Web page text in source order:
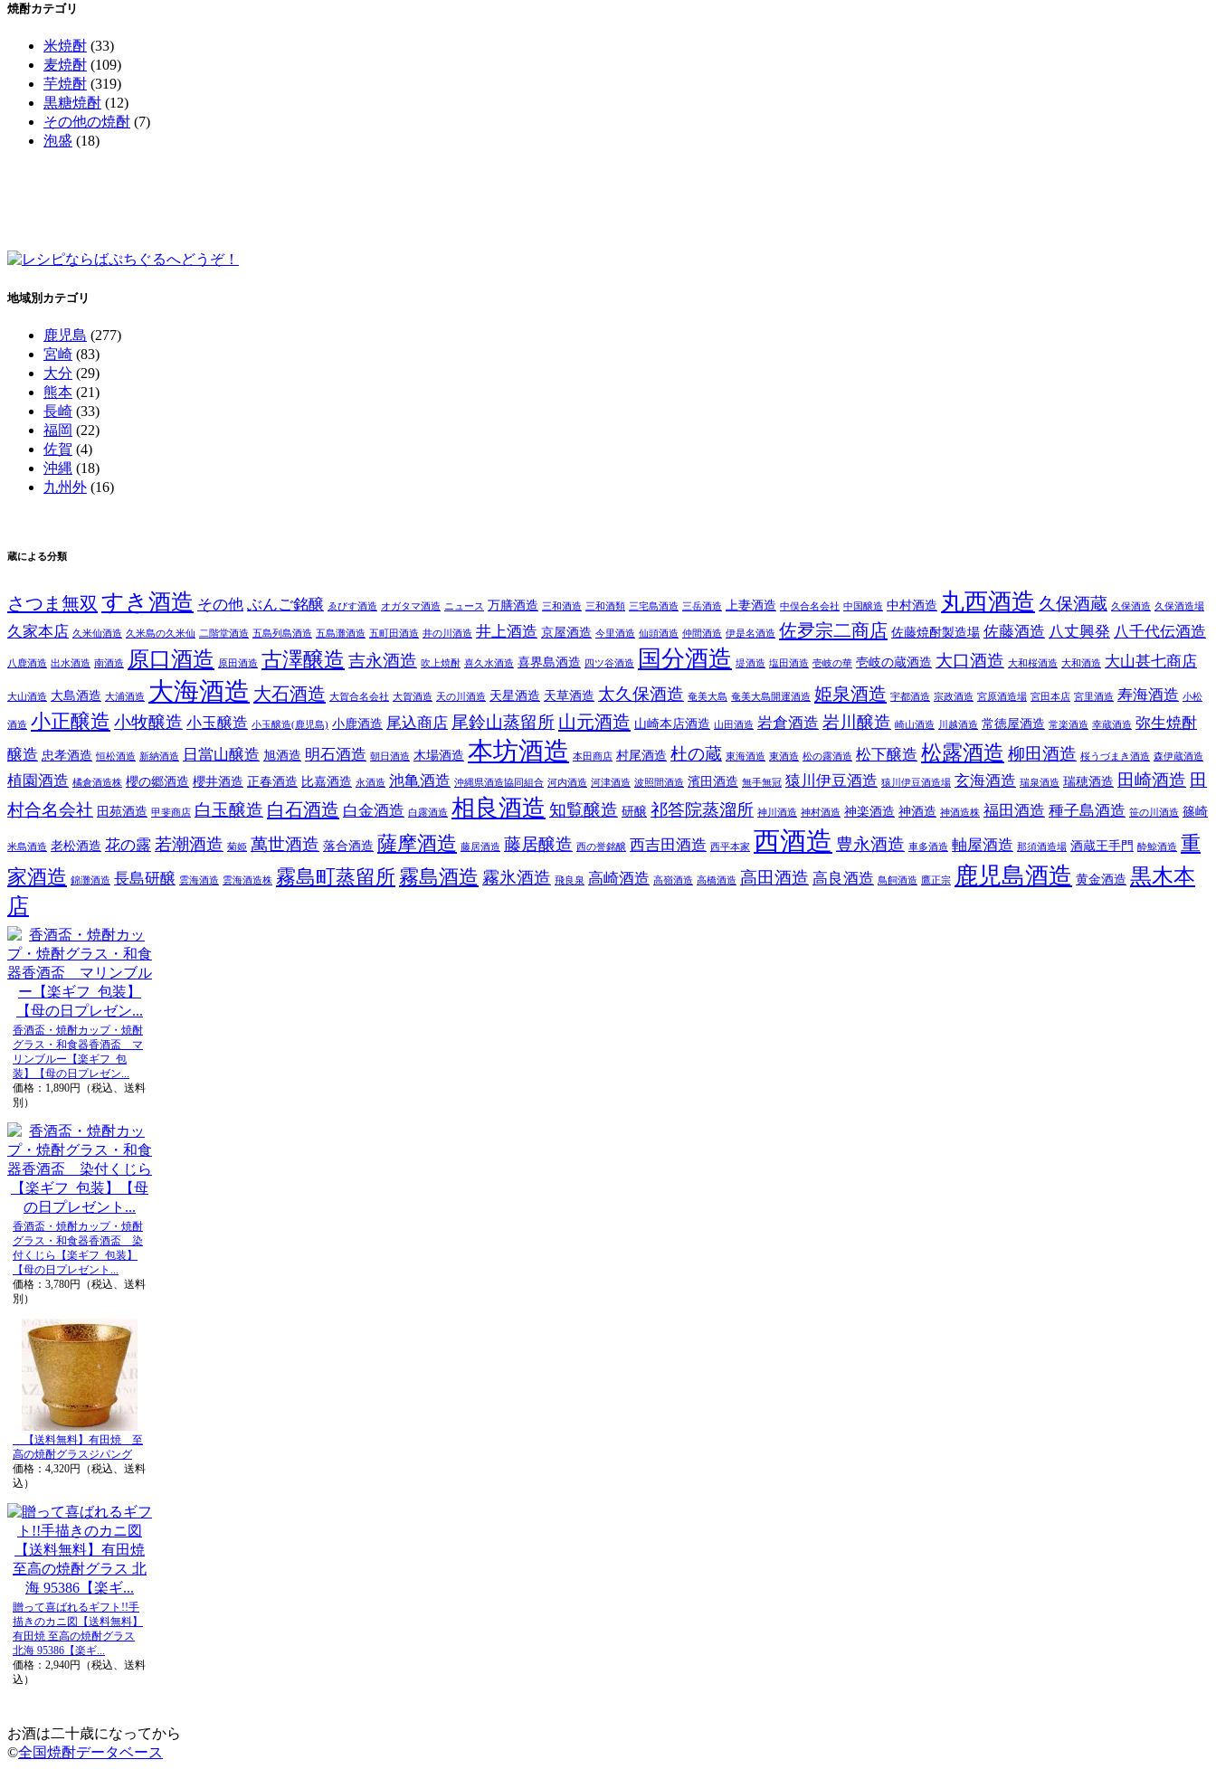
焼酎カテゴリ
米焼酎 (33)
麦焼酎 (109)
芋焼酎 (319)
黒糖焼酎 (12)
その他の焼酎 (7)
泡盛 (18)
地域別カテゴリ
鹿児島 (277)
宮崎 (83)
大分 (29)
熊本 (21)
長崎 (33)
福岡 (22)
佐賀 (4)
沖縄 (18)
九州外 (16)
蔵による分類
さつま無双 すき酒造 その他 ぶんご銘醸 ゑびす酒造 オガタマ酒造 ニュース 万膳酒造 三和酒造 三和酒類 三宅島酒造 三岳酒造 上妻酒造 中俣合名会社 中国醸造 中村酒造 丸西酒造 久保酒蔵 久保酒造 久保酒造場
久家本店 久米仙酒造 久米島の久米仙 二階堂酒造 五島列島酒造 五島灘酒造 五町田酒造 井の川酒造 井上酒造 京屋酒造 今里酒造 仙頭酒造 仲間酒造 伊是名酒造 佐夛宗二商店 佐藤焼酎製造場 佐藤酒造 八丈興発 八千代伝酒造
八鹿酒造 出水酒造 南酒造 原口酒造 原田酒造 古澤醸造 吉永酒造 吹上焼酎 喜久水酒造 喜界島酒造 四ツ谷酒造 国分酒造 堤酒造 塩田酒造 壱岐の華 壱岐の蔵酒造 大口酒造 大和桜酒造 大和酒造 大山甚七商店
大山酒造 大島酒造 大浦酒造 大海酒造 大石酒造 大賀合名会社 大賀酒造 天の川酒造 天星酒造 天草酒造 太久保酒造 奄美大島 奄美大島開運酒造 姫泉酒造 宇都酒造 宗政酒造 宮原酒造場 宮田本店 宮里酒造 寿海酒造 小松
酒造 小正醸造 小牧醸造 小玉醸造 小玉醸造(鹿児島) 小鹿酒造 尾込商店 尾鈴山蒸留所 山元酒造 山崎本店酒造 山田酒造 岩倉酒造 岩川醸造 崎山酒造 川越酒造 常徳屋酒造 常楽酒造 幸蔵酒造 弥生焼酎
醸造 忠孝酒造 恒松酒造 新納酒造 日當山醸造 旭酒造 明石酒造 朝日酒造 木場酒造 本坊酒造 本田商店 村尾酒造 杜の蔵 東海酒造 東酒造 松の露酒造 松下醸造 松露酒造 柳田酒造 桜うづまき酒造 森伊蔵酒造
植園酒造 橘倉酒造株 櫻の郷酒造 櫻井酒造 正春酒造 比嘉酒造 永酒造 池亀酒造 沖縄県酒造協同組合 河内酒造 河津酒造 波照間酒造 濱田酒造 無手無冠 猿川伊豆酒造 猿川伊豆酒造場 玄海酒造 瑞泉酒造 瑞穂酒造 田崎酒造 田
村合名会社 田苑酒造 甲斐商店 白玉醸造 白石酒造 白金酒造 白露酒造 相良酒造 知覧醸造 研醸 祁答院蒸溜所 神川酒造 神村酒造 神楽酒造 神酒造 神酒造株 福田酒造 種子島酒造 笹の川酒造 篠崎
米島酒造 老松酒造 花の露 若潮酒造 菊姫 萬世酒造 落合酒造 薩摩酒造 藤居酒造 藤居醸造 西の誉銘醸 西吉田酒造 西平本家 西酒造 豊永酒造 車多酒造 軸屋酒造 那須酒造場 酒蔵王手門 酔鯨酒造 重
家酒造 錦灘酒造 長島研醸 雲海酒造 雲海酒造株 霧島町蒸留所 霧島酒造 霧氷酒造 飛良泉 高崎酒造 高嶺酒造 高橋酒造 高田酒造 高良酒造 鳥飼酒造 鷹正宗 鹿児島酒造 黄金酒造 黒木本
店
香酒盃・焼酎カップ・焼酎
グラス・和食器香酒盃 マ
リンブルー【楽ギフ_包
装】【母の日プレゼン...
価格：1,890円（税込、送料
別）
香酒盃・焼酎カップ・焼酎
グラス・和食器香酒盃 染
付くじら【楽ギフ_包装】
【母の日プレゼント...
価格：3,780円（税込、送料
別）
【送料無料】有田焼 至
高の焼酎グラスジパング
価格：4,320円（税込、送料
込）
贈って喜ばれるギフト!!手
描きのカニ図【送料無料】
有田焼 至高の焼酎グラス
北海 95386【楽ギ...
価格：2,940円（税込、送料
込）
お酒は二十歳になってから
©全国焼酎データベース